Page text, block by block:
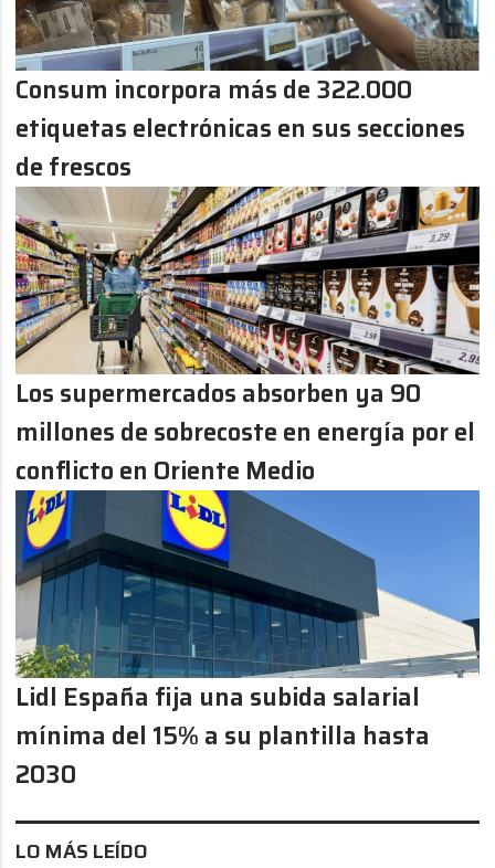
LO MÁS LEÍDO
Consum incorpora más de 322.000
etiquetas electrónicas en sus secciones
de frescos
Los supermercados absorben ya 90
millones de sobrecoste en energía por el
conflicto en Oriente Medio
Lidl España fija una subida salarial
mínima del 15% a su plantilla hasta
2030